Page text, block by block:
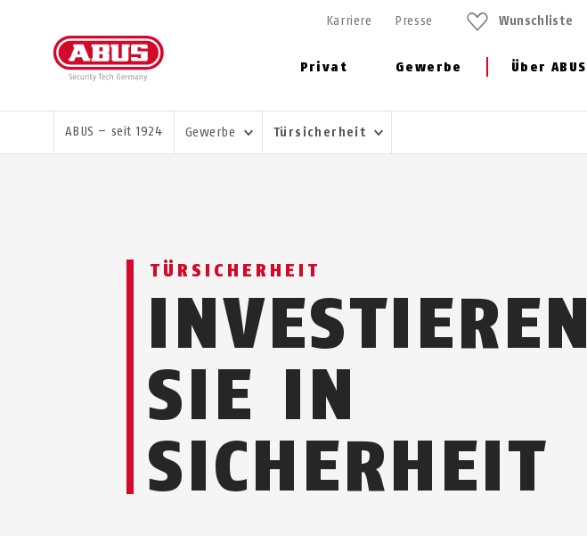
Privat Gewerbe Über ABUS
Karriere Presse Wunschliste
SIE SIND HIER:
ABUS – seit 1924 Gewerbe Türsicherheit
TÜRSICHERHEIT
INVESTIEREN
SIE IN
SICHERHEIT